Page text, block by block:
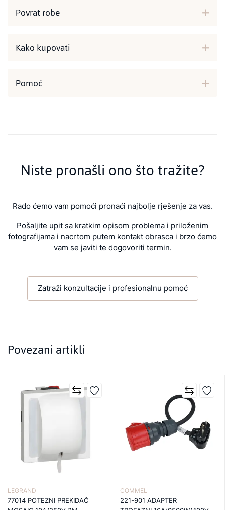
Povrat robe
Kako kupovati
Pomoć
Niste pronašli ono što tražite?
Rado ćemo vam pomoći pronaći najbolje rješenje za vas.
Pošaljite upit sa kratkim opisom problema i priloženim
fotografijama i nacrtom putem kontakt obrasca i brzo ćemo
vam se javiti te dogovoriti termin.
Zatraži konzultacije i profesionalnu pomoć
Povezani artikli
LEGRAND
77014 POTEZNI PREKIDAČ
COMMEL
221-901 ADAPTER